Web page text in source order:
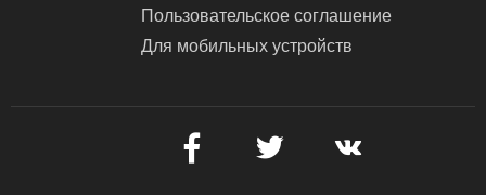
Пользовательское соглашение
Для мобильных устройств